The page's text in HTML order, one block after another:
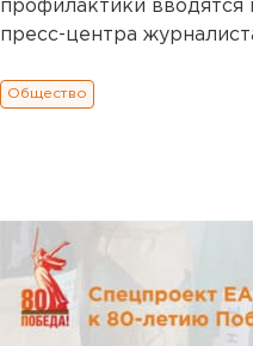
профилактики
пресс-центра
Общество